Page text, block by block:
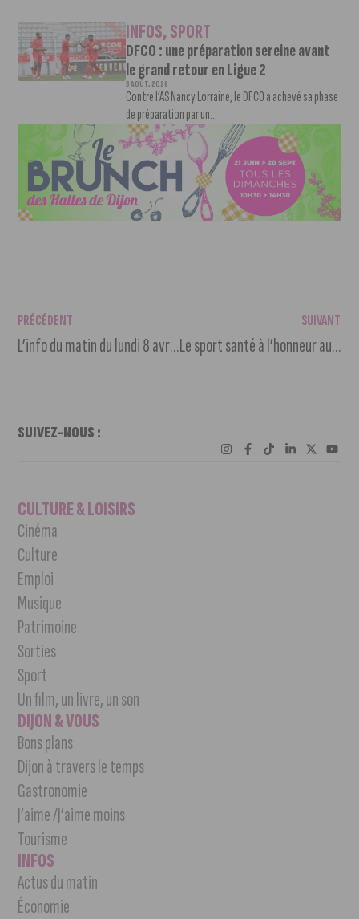
INFOS,SPORT
DFCO : une préparation sereine avant
le grand retour en Ligue 2
3 AOÛT, 2026
Contre l’AS Nancy Lorraine, le DFCO a achevé sa phase
de préparation par un...
PRÉCÉDENT
L’info du matin du lundi 8 avril 2024
SUIVANT
Le sport santé à l’honneur au Salon des Seniors 2024
SUIVEZ-NOUS :
CULTURE & LOISIRS
Cinéma
Culture
Emploi
Musique
Patrimoine
Sorties
Sport
Un film, un livre, un son
DIJON & VOUS
Bons plans
Dijon à travers le temps
Gastronomie
J’aime /J’aime moins
Tourisme
INFOS
Actus du matin
Économie